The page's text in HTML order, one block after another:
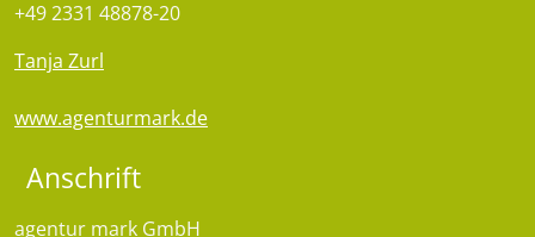
+49 2331 48878-20
Tanja Zurl
www.agenturmark.de
Anschrift
agentur mark GmbH